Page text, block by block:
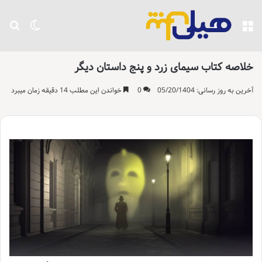
تغییر منو
خلاصه کتاب سیمای زرد و پنج داستان دیگر
آخرین به روز رسانی: 05/20/1404 0 خواندن این مطلب 14 دقیقه زمان میبرد